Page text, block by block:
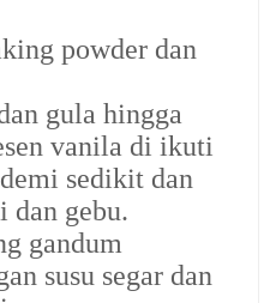
powder dan
gula hingga
vanila di ikuti
sedikit dan
dan gebu.
gandum
susu segar dan